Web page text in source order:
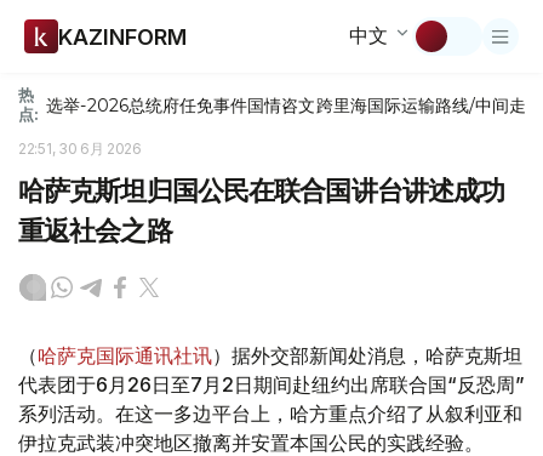
KAZINFORM 中文
热
点: 选举-2026总统府任免事件国情咨文跨里海国际运输路线/中间走廊
22:51, 30 6月 2026
哈萨克斯坦归国公民在联合国讲台讲述成功
重返社会之路
（哈萨克国际通讯社讯）据外交部新闻处消息，哈萨克斯坦
代表团于6月26日至7月2日期间赴纽约出席联合国“反恐周”
系列活动。在这一多边平台上，哈方重点介绍了从叙利亚和
伊拉克武装冲突地区撤离并安置本国公民的实践经验。